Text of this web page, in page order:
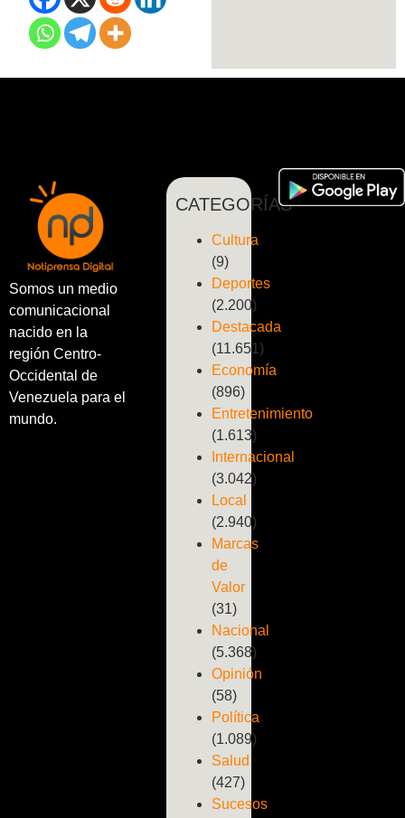
Somos un medio
comunicacional
nacido en la
región Centro-
Occidental de
Venezuela para el
mundo.
CATEGORÍAS
Cultura
(9)
Deportes
(2.200)
Destacada
(11.651)
Economía
(896)
Entretenimiento
(1.613)
Internacional
(3.042)
Local
(2.940)
Marcas
de
Valor
(31)
Nacional
(5.368)
Opinión
(58)
Política
(1.089)
Salud
(427)
Sucesos